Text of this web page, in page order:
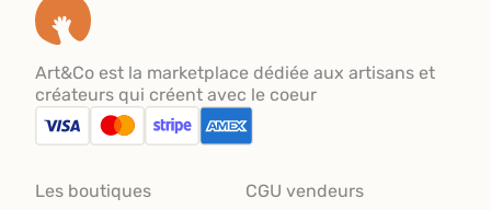
Art&Co est la marketplace dédiée aux artisans et
créateurs qui créent avec le coeur
Les boutiques
CGU vendeurs